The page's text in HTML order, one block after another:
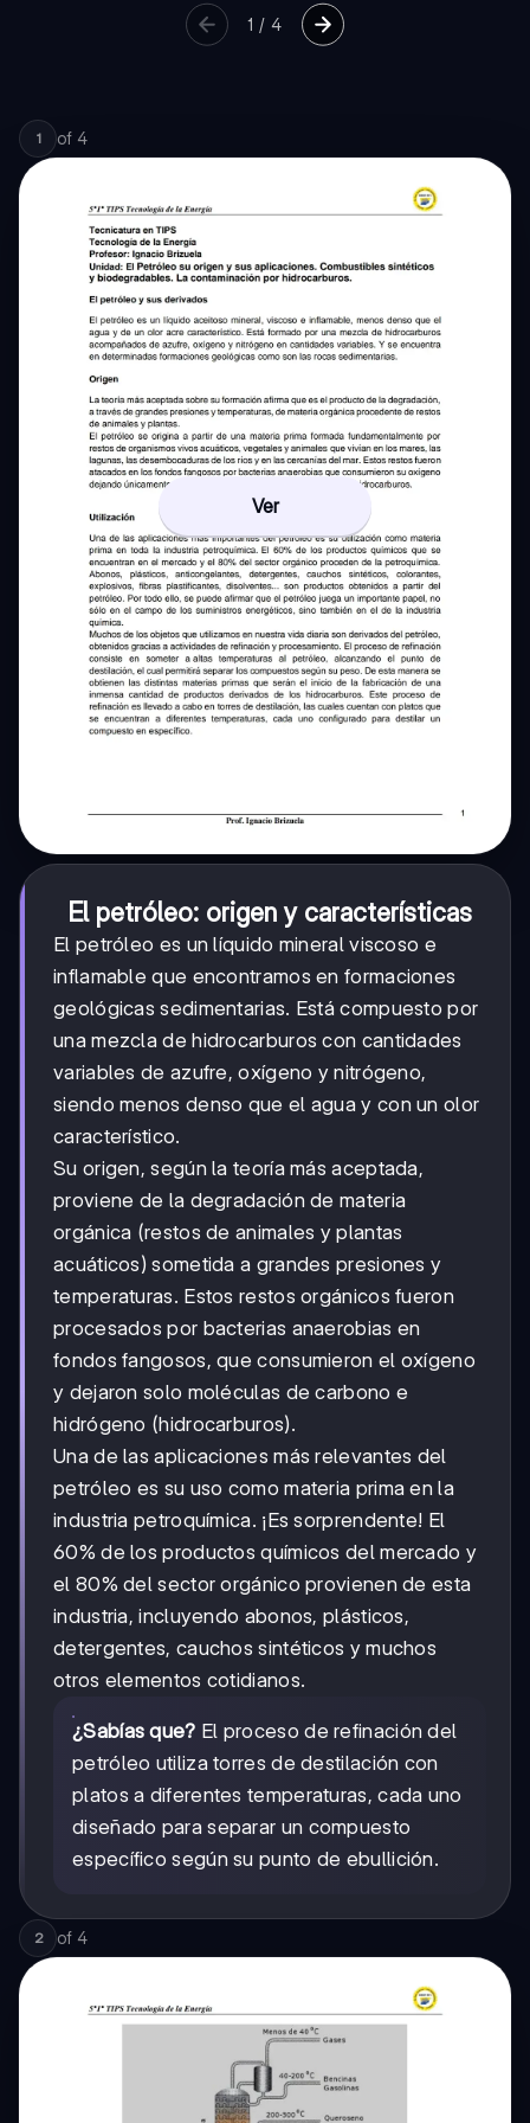
1 /4
1 of 4
Ver
El petróleo: origen y características
El petróleo es un líquido mineral viscoso e
inflamable que encontramos en formaciones
geológicas sedimentarias. Está compuesto por
una mezcla de hidrocarburos con cantidades
variables de azufre, oxígeno y nitrógeno,
siendo menos denso que el agua y con un olor
característico.
Su origen, según la teoría más aceptada,
proviene de la degradación de materia
orgánica (restos de animales y plantas
acuáticos) sometida a grandes presiones y
temperaturas. Estos restos orgánicos fueron
procesados por bacterias anaerobias en
fondos fangosos, que consumieron el oxígeno
y dejaron solo moléculas de carbono e
hidrógeno (hidrocarburos).
Una de las aplicaciones más relevantes del
petróleo es su uso como materia prima en la
industria petroquímica. ¡Es sorprendente! El
60% de los productos químicos del mercado y
el 80% del sector orgánico provienen de esta
industria, incluyendo abonos, plásticos,
detergentes, cauchos sintéticos y muchos
otros elementos cotidianos.
¿Sabías que? El proceso de refinación del
petróleo utiliza torres de destilación con
platos a diferentes temperaturas, cada uno
diseñado para separar un compuesto
específico según su punto de ebullición.
2 of 4